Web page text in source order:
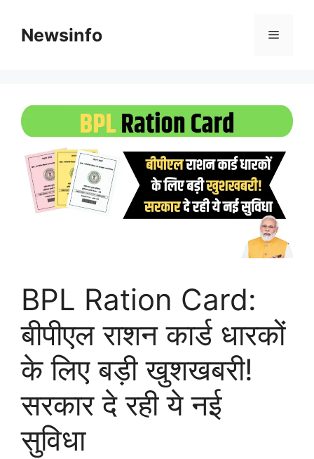
contentNewsinfo Menu
BPL Ration Card:
बीपीएल राशन कार्ड धारकों
के लिए बड़ी खुशखबरी!
सरकार दे रही ये नई
सुविधा